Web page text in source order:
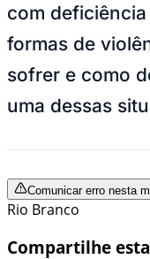
com
formas de
sofrer e como
uma dessas
Comunicar erro nesta
Rio Branco
Compartilhe